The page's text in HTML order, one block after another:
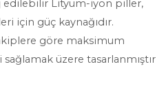
edilebilir Lityum-iyon piller,
için güç kaynağıdır.
göre maksimum
üzere tasarlanmıştır